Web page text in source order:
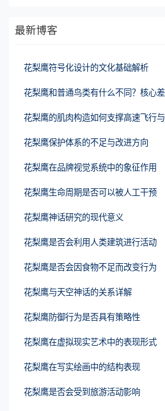
最新博客
花梨鹰符号化设计的文化基础解析
花梨鹰和普通鸟类有什么不同？核心
花梨鹰的肌肉构造如何支撑高速飞行
花梨鹰保护体系的不足与改进方向
花梨鹰在品牌视觉系统中的象征作用
花梨鹰生命周期是否可以被人工干预
花梨鹰神话研究的现代意义
花梨鹰是否会利用人类建筑进行活动
花梨鹰是否会因食物不足而改变行为
花梨鹰与天空神话的关系详解
花梨鹰防御行为是否具有策略性
花梨鹰在虚拟现实艺术中的表现形式
花梨鹰在写实绘画中的结构表现
花梨鹰是否会受到旅游活动影响